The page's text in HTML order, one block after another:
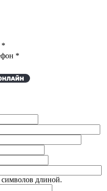
*
*
длиной.